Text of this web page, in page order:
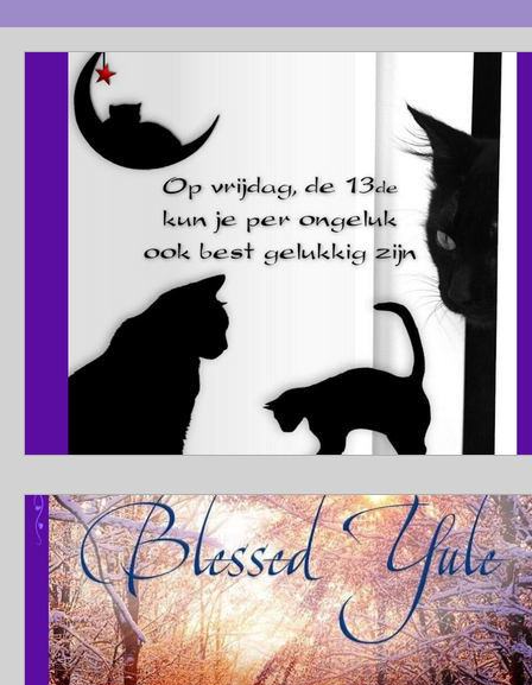
orakel huisreiniging
korting zonnewende
creatief korting